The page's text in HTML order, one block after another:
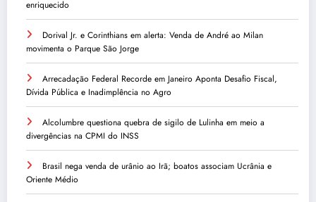
enriquecido
Dorival Jr. e Corinthians em alerta: Venda de André ao Milan
movimenta o Parque São Jorge
Arrecadação Federal Recorde em Janeiro Aponta Desafio Fiscal,
Dívida Pública e Inadimplência no Agro
Alcolumbre questiona quebra de sigilo de Lulinha em meio a
divergências na CPMI do INSS
Brasil nega venda de urânio ao Irã; boatos associam Ucrânia e
Oriente Médio